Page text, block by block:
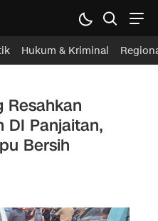
Hukum & Kriminal
Resahkan
DI Panjaitan,
Bersih